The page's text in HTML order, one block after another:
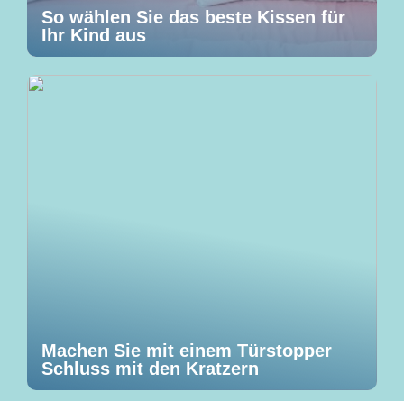
So wählen Sie das beste Kissen für
Ihr Kind aus
Machen Sie mit einem Türstopper
Schluss mit den Kratzern